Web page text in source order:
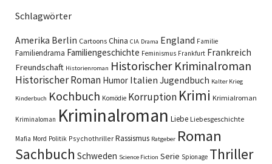
Schlagwörter
Amerika Berlin Cartoons China CIA Drama England Familie
Familiendrama Familiengeschichte Feminismus Frankfurt Frankreich
Freundschaft Historienroman Historischer Kriminalroman
Historischer Roman Humor Italien Jugendbuch Kalter Krieg
Kinderbuch Kochbuch Komödie Korruption Krimi Krimialroman
Kriminaloman Kriminalroman Liebe Liebesgeschichte
Mafia Mord Politik Psychothriller Rassismus Ratgeber Roman
Sachbuch Schweden Science Fiction Serie Spionage Thriller